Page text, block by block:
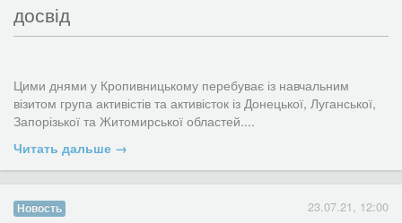
Чим відрізняється державний контроль нехарчової продукції
від державного ринкового нагляду, знак сhіnа exsport від знаку
Читать дальше →
досвід
Новость 23.07.21, 12:00